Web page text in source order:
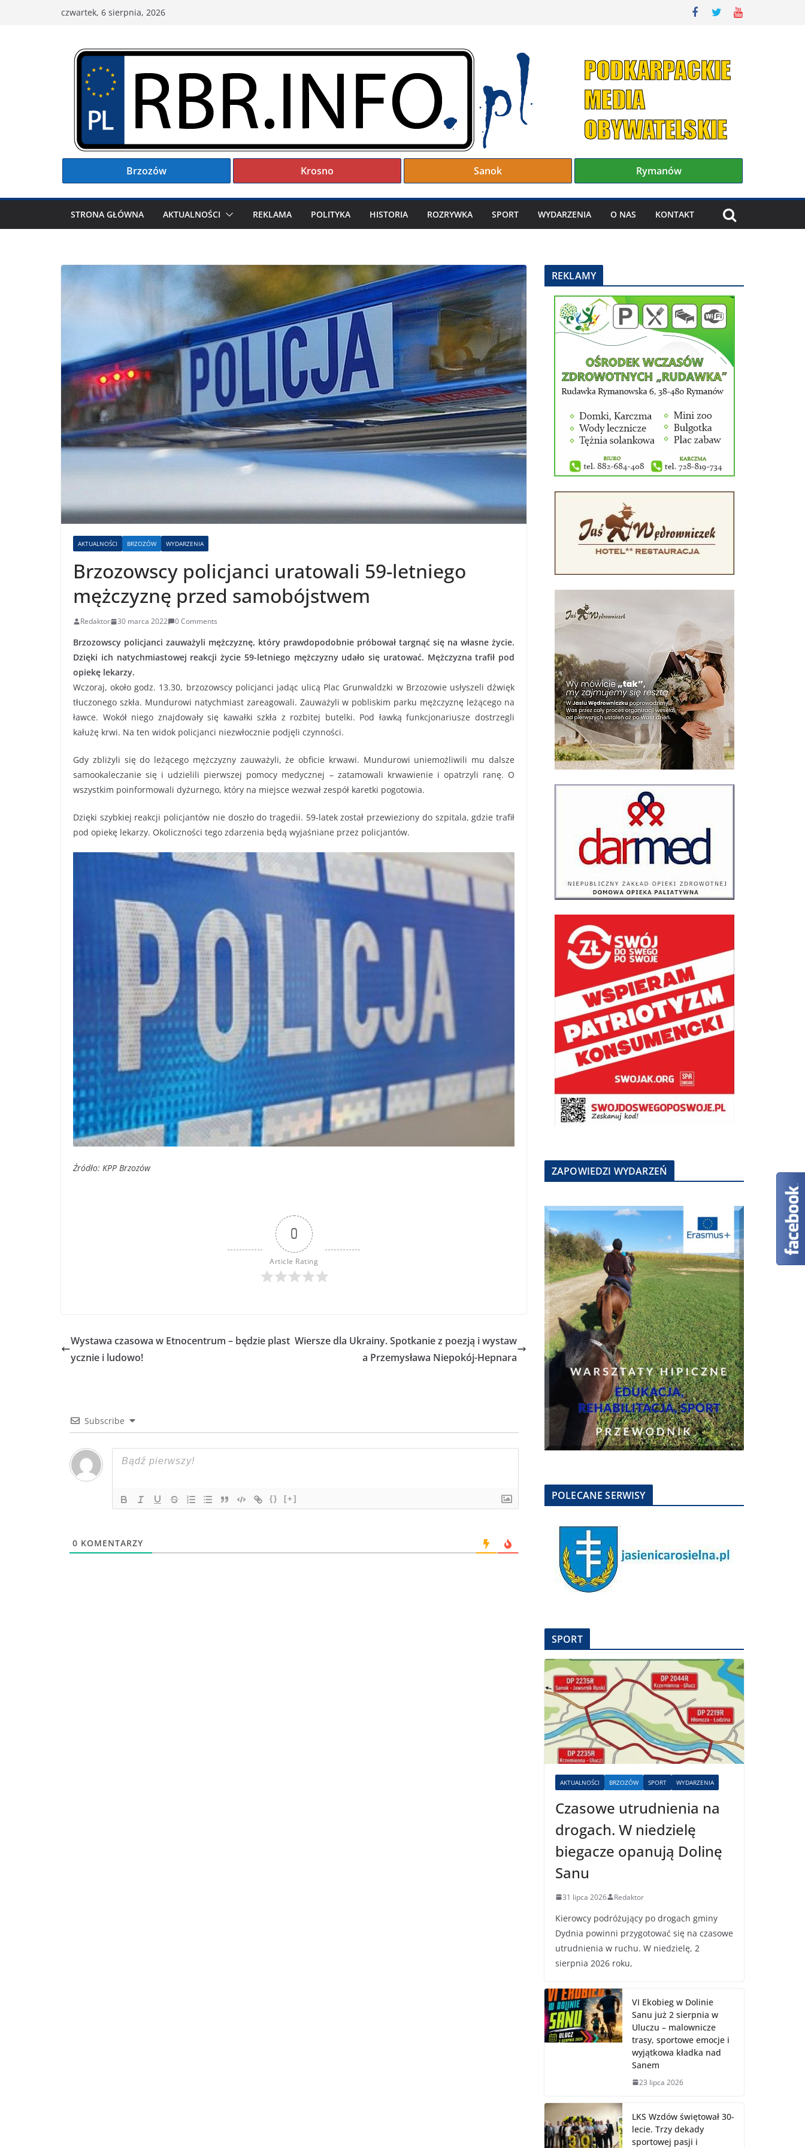
czwartek, 6 sierpnia, 2026
Brzozów Krosno Sanok Rymanów
STRONA GŁÓWNA AKTUALNOŚCI REKLAMA POLITYKA HISTORIA ROZRYWKA SPORT WYDARZENIA O NAS KONTAKT
AKTUALNOŚCI BRZOZÓW WYDARZENIA
Brzozowscy policjanci uratowali 59-letniego
mężczyznę przed samobójstwem
Redaktor 30 marca 2022 0 Comments
Brzozowscy policjanci zauważyli mężczyznę, który prawdopodobnie próbował targnąć się na własne życie.
Dzięki ich natychmiastowej reakcji życie 59-letniego mężczyzny udało się uratować. Mężczyzna trafił pod
opiekę lekarzy.
Wczoraj, około godz. 13.30, brzozowscy policjanci jadąc ulicą Plac Grunwaldzki w Brzozowie usłyszeli dźwięk
tłuczonego szkła. Mundurowi natychmiast zareagowali. Zauważyli w pobliskim parku mężczyznę leżącego na
ławce. Wokół niego znajdowały się kawałki szkła z rozbitej butelki. Pod ławką funkcjonariusze dostrzegli
kałużę krwi. Na ten widok policjanci niezwłocznie podjęli czynności.
Gdy zbliżyli się do leżącego mężczyzny zauważyli, że obficie krwawi. Mundurowi uniemożliwili mu dalsze
samookaleczanie się i udzielili pierwszej pomocy medycznej – zatamowali krwawienie i opatrzyli ranę. O
wszystkim poinformowali dyżurnego, który na miejsce wezwał zespół karetki pogotowia.
Dzięki szybkiej reakcji policjantów nie doszło do tragedii. 59-latek został przewieziony do szpitala, gdzie trafił
pod opiekę lekarzy. Okoliczności tego zdarzenia będą wyjaśniane przez policjantów.
Źródło: KPP Brzozów
0
Article Rating
Wystawa czasowa w Etnocentrum – będzie plast
ycznie i ludowo!
Wiersze dla Ukrainy. Spotkanie z poezją i wystaw
a Przemysława Niepokój-Hepnara
Subscribe
{} [+]
0 KOMENTARZY
REKLAMY
ZAPOWIEDZI WYDARZEŃ
POLECANE SERWISY
SPORT
AKTUALNOŚCI BRZOZÓW SPORT WYDARZENIA
Czasowe utrudnienia na
drogach. W niedzielę
biegacze opanują Dolinę
Sanu
31 lipca 2026 Redaktor
Kierowcy podróżujący po drogach gminy
Dydnia powinni przygotować się na czasowe
utrudnienia w ruchu. W niedzielę, 2
sierpnia 2026 roku,
VI Ekobieg w Dolinie
Sanu już 2 sierpnia w
Uluczu – malownicze
trasy, sportowe emocje i
wyjątkowa kładka nad
Sanem
23 lipca 2026
LKS Wzdów świętował 30-
lecie. Trzy dekady
sportowej pasji i